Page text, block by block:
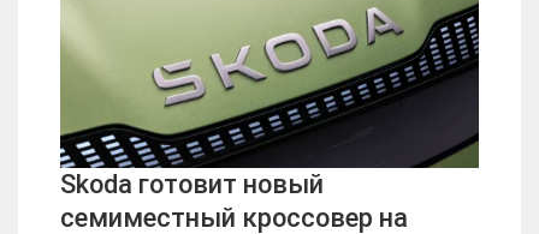
Skoda готовит новый
семиместный кроссовер на